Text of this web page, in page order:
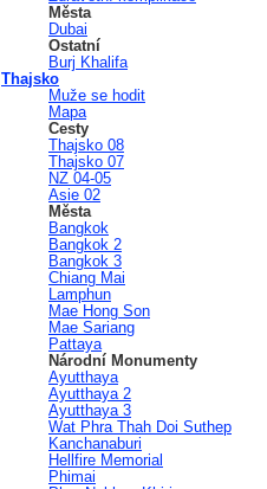
Města
Dubai
Ostatní
Burj Khalifa
Thajsko
Muže se hodit
Mapa
Cesty
Thajsko 08
Thajsko 07
NZ 04-05
Asie 02
Města
Bangkok
Bangkok 2
Bangkok 3
Chiang Mai
Lamphun
Mae Hong Son
Mae Sariang
Pattaya
Národní Monumenty
Ayutthaya
Ayutthaya 2
Ayutthaya 3
Wat Phra Thah Doi Suthep
Kanchanaburi
Hellfire Memorial
Phimai